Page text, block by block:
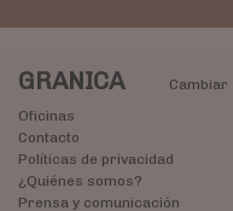
GRANICA
Cambiar
Oficinas
Contacto
Políticas de privacidad
¿Quiénes somos?
Prensa y comunicación